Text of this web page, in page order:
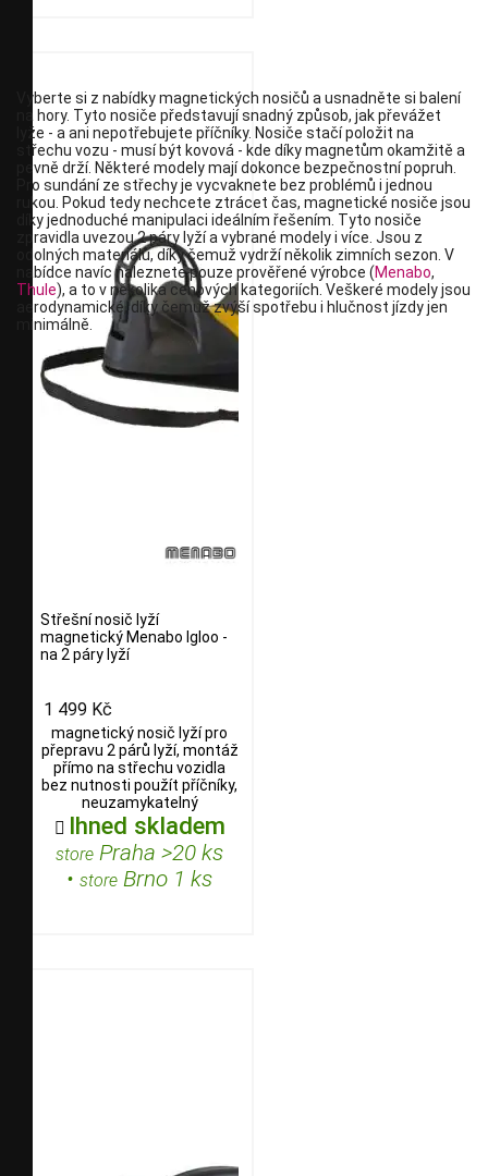
Vyberte si z nabídky magnetických nosičů a usnadněte si balení
na hory. Tyto nosiče představují snadný způsob, jak převážet
lyže - a ani nepotřebujete příčníky. Nosiče stačí položit na
střechu vozu - musí být kovová - kde díky magnetům okamžitě a
pevně drží. Některé modely mají dokonce bezpečnostní popruh.
Pro sundání ze střechy je vycvaknete bez problémů i jednou
rukou. Pokud tedy nechcete ztrácet čas, magnetické nosiče jsou
díky jednoduché manipulaci ideálním řešením. Tyto nosiče
zpravidla uvezou 2 páry lyží a vybrané modely i více. Jsou z
odolných materiálů, díky čemuž vydrží několik zimních sezon. V
nabídce navíc naleznete pouze prověřené výrobce (Menabo,
Thule), a to v několika cenových kategoriích. Veškeré modely jsou
aerodynamické, díky čemuž zvýší spotřebu i hlučnost jízdy jen
minimálně.
Střešní nosič lyží
magnetický Menabo Igloo -
na 2 páry lyží
1 499 Kč
magnetický nosič lyží pro
přepravu 2 párů lyží, montáž
přímo na střechu vozidla
bez nutnosti použít příčníky,
neuzamykatelný
 Ihned skladem
store Praha >20 ks
• store Brno 1 ks